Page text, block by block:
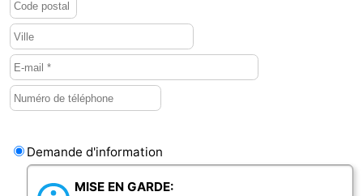
Bruinisse
-
Zierikzee
-
Nature
-
Haamstede
Nature
Walcheren
Demande d'information
MISE EN GARDE: